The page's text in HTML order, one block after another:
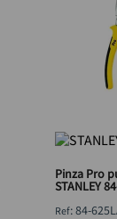
Pinza Pro
STANLEY
:84-